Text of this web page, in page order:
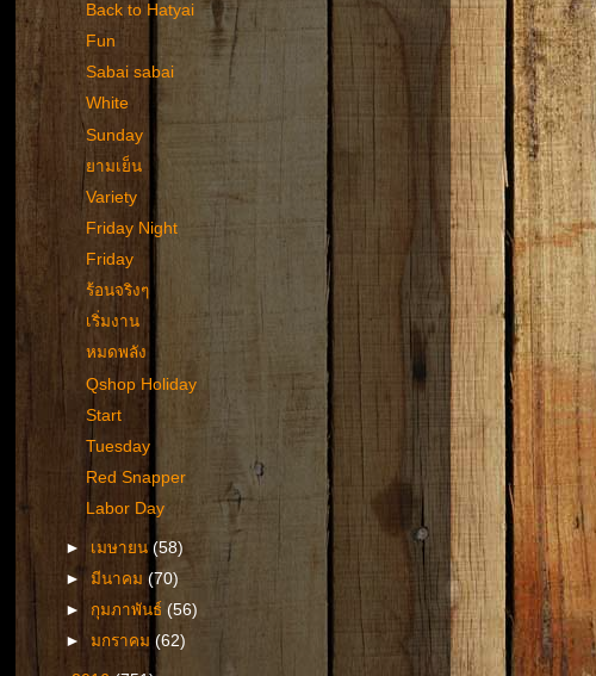
Back to Hatyai
Fun
Sabai sabai
White
Sunday
ยามเย็น
Variety
Friday Night
Friday
ร้อนจริงๆ
เริ่มงาน
หมดพลัง
Qshop Holiday
Start
Tuesday
Red Snapper
Labor Day
► เมษายน(58)
►มีนาคม(70)
► กุมภาพันธ์(56)
►มกราคม(62)